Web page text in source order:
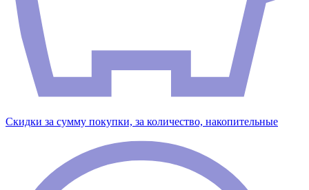
Скидки за сумму покупки, за количество, накопительные